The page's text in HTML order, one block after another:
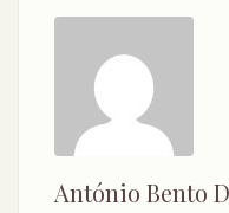
António Bento